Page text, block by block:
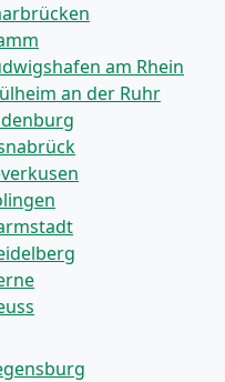
am Rhein
an der Ruhr